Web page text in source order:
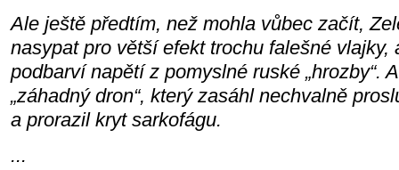
Ale ještě předtím, než mohla vůbec začít,
nasypat pro větší efekt trochu falešné
podbarví napětí z pomyslné ruské „hrozby“.
„záhadný dron“, který zasáhl nechvalně
a prorazil kryt sarkofágu.
...